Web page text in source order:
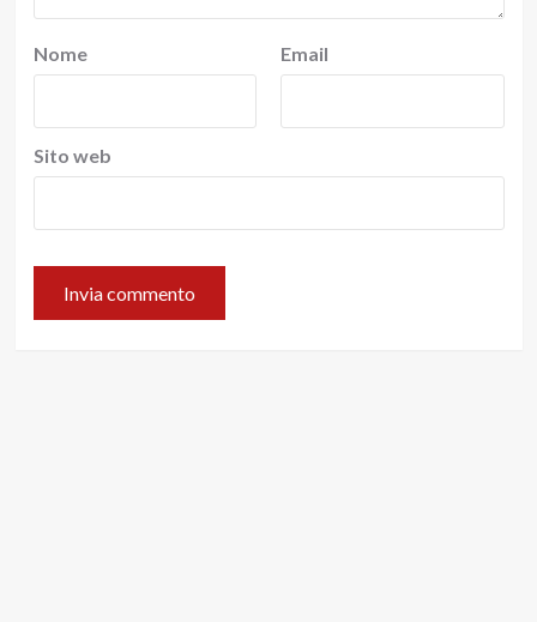
Nome Email
Sito web